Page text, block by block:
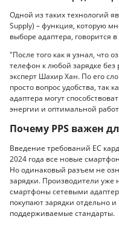
Одной из таких технологий
Supply) – функция, которую
выборе адаптера, говорится
"После того как я узнал, что
телефон к любой зарядке без
эксперт Шахир Хан. По его
просто вопрос удобства, так
адаптера могут
энергии и оптимальной
Почему PPS важен
Введение требований ЕС
2024 года все новые
Но одинаковый разъем не
зарядки. Производители уже
смартфоны сетевыми
покупают зарядки отдельно
поддерживаемые стандарты.